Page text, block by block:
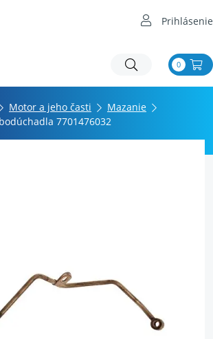
Prihlásenie
0
Motor a jeho časti
Mazanie
7701476032